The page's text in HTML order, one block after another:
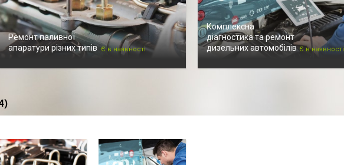
Ремонт паливної
апаратури різних типів Є в наявності
Комплексна
діагностика та ремонт
дизельних автомобілів Є в наявності